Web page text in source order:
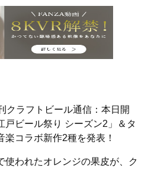
クラフトビール通信：本日開
戸ビール祭り シーズン2」＆タ
楽コラボ新作2種を発表！
使われたオレンジの果皮が、ク